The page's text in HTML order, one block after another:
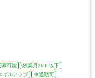
募可能
残業月10ｈ以下
キルアップ
車通勤可